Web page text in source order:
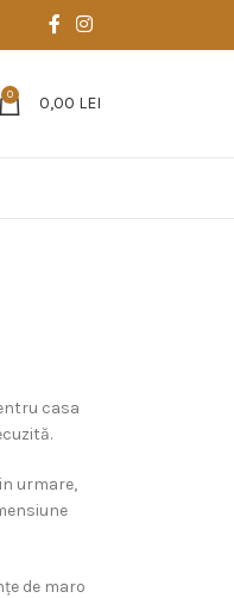
0 0,00 LEI
casa
urmare,
de maro